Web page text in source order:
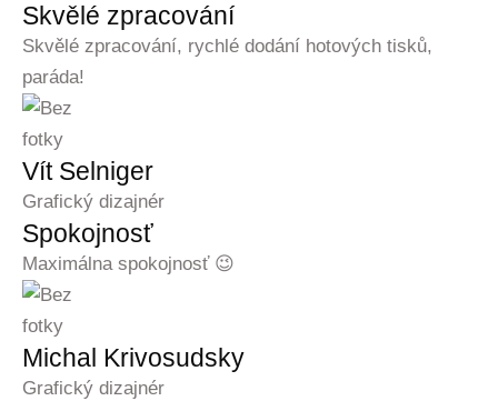
Skvělé zpracování
Skvělé zpracování, rychlé dodání hotových tisků,
paráda!
Vít Selniger
Grafický dizajnér
Spokojnosť
Maximálna spokojnosť 😉
Michal Krivosudsky
Grafický dizajnér